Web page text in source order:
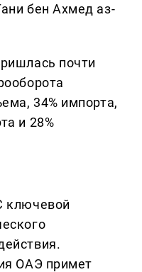
бен Ахмед аз-
почти
34% импорта,
и 28%
ключевой
ОАЭ примет